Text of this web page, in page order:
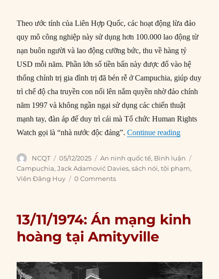
Theo ước tính của Liên Hợp Quốc, các hoạt động lừa đảo
quy mô công nghiệp này sử dụng hơn 100.000 lao động từ
nạn buôn người và lao động cưỡng bức, thu về hàng tỷ
USD mỗi năm. Phần lớn số tiền bẩn này được đổ vào hệ
thống chính trị gia đình trị đã bén rễ ở Campuchia, giúp duy
trì chế độ cha truyền con nối lên nắm quyền nhờ đảo chính
năm 1997 và không ngần ngại sử dụng các chiến thuật
mạnh tay, đàn áp để duy trì cái mà Tổ chức Human Rights
Watch gọi là “nhà nước độc đảng”.Continue reading“Ngành
Author
NCQT
Posted
on
05/12/2025 Categories
An ninh quốc tế, Bình luận
Campuchia,Jack Adamović Davies,sách nói,tội phạm,
Viên Đăng Huy
0 Comments
13/11/1974: Án mạng kinh
hoàng tại Amityville